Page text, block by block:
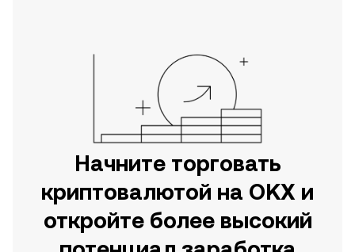
Начните торговать
криптовалютой на OKX и
откройте более высокий